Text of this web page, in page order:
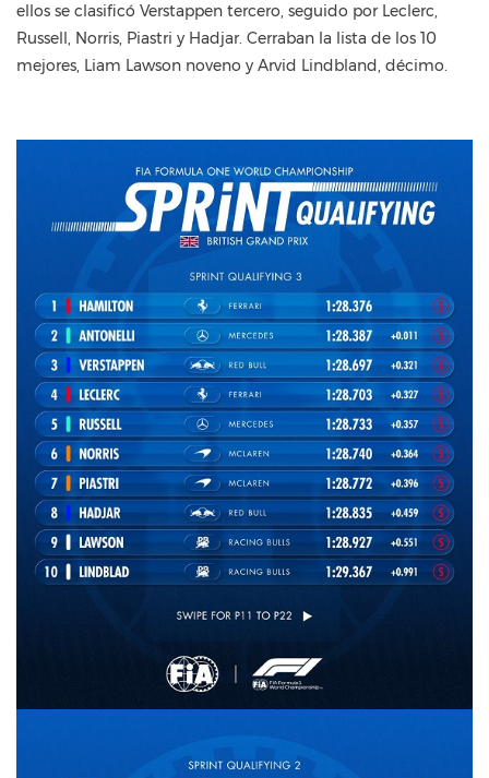
ellos se clasificó Verstappen tercero, seguido por Leclerc,
Russell, Norris, Piastri y Hadjar. Cerraban la lista de los 10
mejores, Liam Lawson noveno y Arvid Lindbland, décimo.